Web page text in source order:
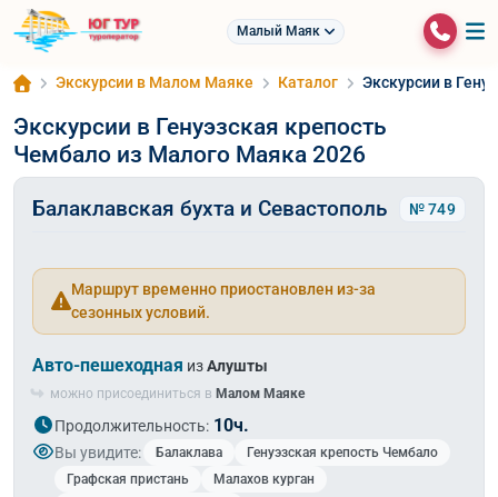
Малый Маяк
Экскурсии в Малом Маяке Каталог Экскурсии в
Экскурсии в Генуэзская крепость
Чембало из Малого Маяка 2026
Балаклавская бухта и Севастополь № 749
Маршрут временно приостановлен из-за
сезонных условий.
Авто-пешеходная изАлушты
можно присоединиться в Малом Маяке
Продолжительность: 10ч.
Вы увидите: Балаклава
Генуэзская крепость Чембало
Графская пристань
Малахов курган